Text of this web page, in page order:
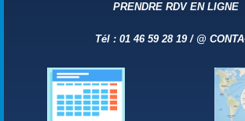
PRENDRE RDV EN LIGNE
Tél : 01 46 59 28 19 / @